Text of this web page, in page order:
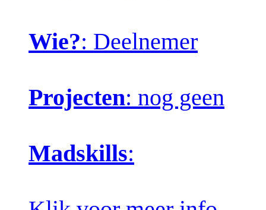
Wie?: Deelnemer
Projecten: nog geen
Madskills: